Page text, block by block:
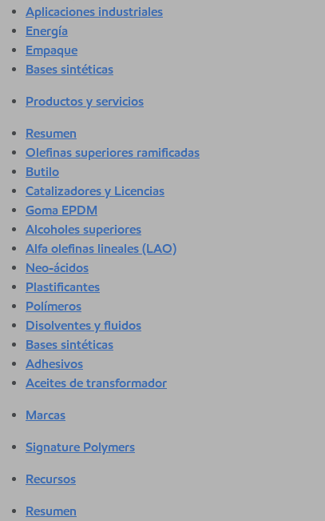
Aplicaciones industriales
Energía
Empaque
Bases sintéticas
Productos y servicios
Resumen
Olefinas superiores ramificadas
Butilo
Catalizadores y Licencias
Goma EPDM
Alcoholes superiores
Alfa olefinas lineales (LAO)
Neo-ácidos
Plastificantes
Polímeros
Disolventes y fluidos
Bases sintéticas
Adhesivos
Aceites de transformador
Marcas
Signature Polymers
Recursos
Resumen